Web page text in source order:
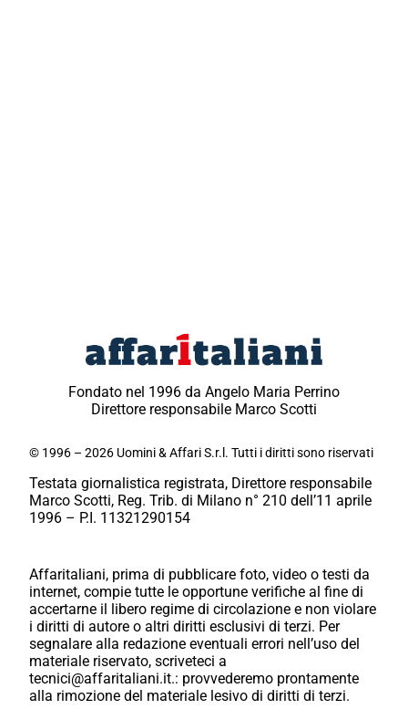
Fondato nel 1996 da Angelo Maria Perrino
Direttore responsabile Marco Scotti
© 1996 – 2026 Uomini & Affari S.r.l. Tutti i diritti sono riservati
Testata giornalistica registrata, Direttore responsabile
Marco Scotti, Reg. Trib. di Milano n° 210 dell’11 aprile
1996 – P.I. 11321290154
Affaritaliani, prima di pubblicare foto, video o testi da
internet, compie tutte le opportune verifiche al fine di
accertarne il libero regime di circolazione e non violare
i diritti di autore o altri diritti esclusivi di terzi. Per
segnalare alla redazione eventuali errori nell’uso del
materiale riservato, scriveteci a
tecnici@affaritaliani.it.: provvederemo prontamente
alla rimozione del materiale lesivo di diritti di terzi.